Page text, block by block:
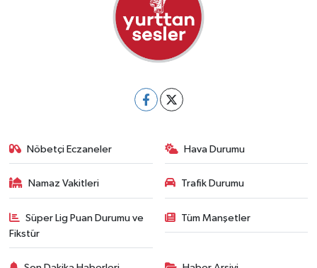
Nöbetçi Eczaneler Hava Durumu
Namaz Vakitleri Trafik Durumu
Süper Lig Puan Durumu ve
Fikstür
Tüm Manşetler